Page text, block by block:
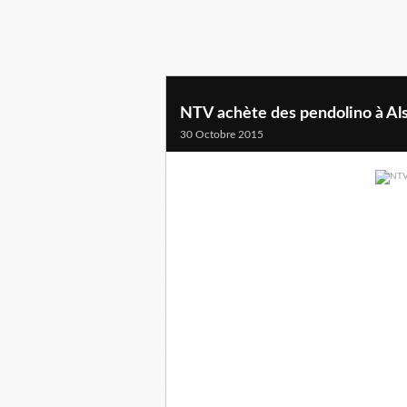
NTV achète des pendolino à
30 Octobre 2015